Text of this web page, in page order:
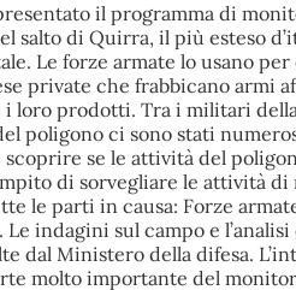
il programma di
salto di Quirra, il più esteso
Le forze armate lo usano
private che frabbicano armi
loro prodotti. Tra i militari
poligono ci sono stati
scoprire se le attività del
di sorvegliare le attività di
le parti in causa: Forze
indagini sul campo e
dal Ministero della difesa.
molto importante del